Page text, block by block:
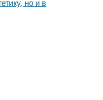
но и в